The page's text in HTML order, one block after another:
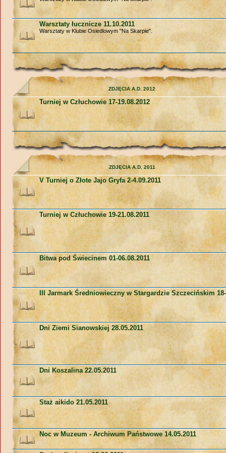
Warsztaty łucznicze 11.10.2011
Warsztaty w Klubie Osiedlowym "Na Skarpie".
ZDJĘCIA A.D. 2012
Turniej w Człuchowie 17-19.08.2012
ZDJĘCIA A.D. 2011
V Turniej o Złote Jajo Gryfa 2-4.09.2011
Turniej w Człuchowie 19-21.08.2011
Bitwa pod Świecinem 01-06.08.2011
III Jarmark Średniowieczny w Stargardzie Szczecińskim 18-
Dni Ziemi Sianowskiej 28.05.2011
Dni Koszalina 22.05.2011
Staż aikido 21.05.2011
Noc w Muzeum - Archiwum Państwowe 14.05.2011